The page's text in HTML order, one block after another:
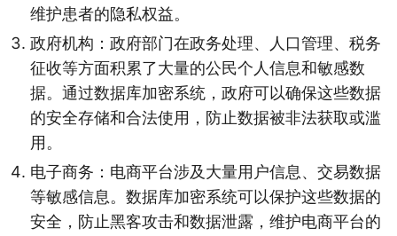
维护患者的隐私权益。
政府机构：政府部门在政务处理、人口管理、税务
征收等方面积累了大量的公民个人信息和敏感数
据。通过数据库加密系统，政府可以确保这些数据
的安全存储和合法使用，防止数据被非法获取或滥
用。
电子商务：电商平台涉及大量用户信息、交易数据
等敏感信息。数据库加密系统可以保护这些数据的
安全，防止黑客攻击和数据泄露，维护电商平台的